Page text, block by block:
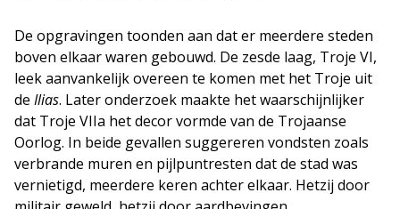
De opgravingen toonden aan dat er meerdere steden
boven elkaar waren gebouwd. De zesde laag, Troje VI,
leek aanvankelijk overeen te komen met het Troje uit
de Ilias. Later onderzoek maakte het waarschijnlijker
dat Troje VIIa het decor vormde van de Trojaanse
Oorlog. In beide gevallen suggereren vondsten zoals
verbrande muren en pijlpuntresten dat de stad was
vernietigd, meerdere keren achter elkaar. Hetzij door